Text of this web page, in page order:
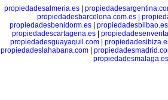
propiedadesalmeria.es
propiedadesbarcelona.com.es|
propiedadesbenidorm.es
propiedadesbilbao.es
propiedadescartagena.es|
propiedadesguayaquil.com
propiedadeslahabana.com|
propiedadesmalaga.es